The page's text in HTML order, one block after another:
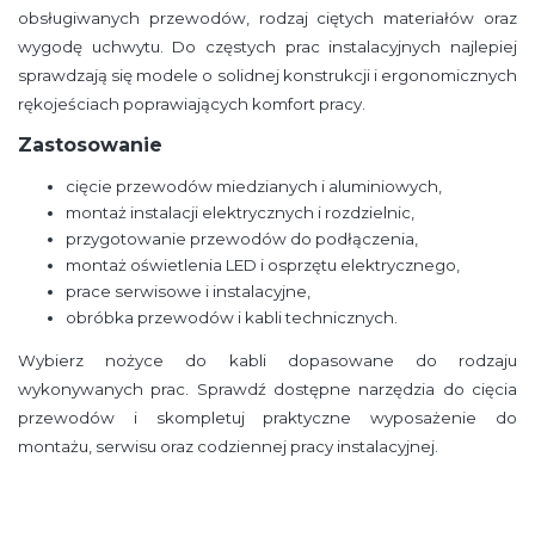
obsługiwanych przewodów, rodzaj ciętych materiałów oraz
wygodę uchwytu. Do częstych prac instalacyjnych najlepiej
sprawdzają się modele o solidnej konstrukcji i ergonomicznych
rękojeściach poprawiających komfort pracy.
Zastosowanie
cięcie przewodów miedzianych i aluminiowych,
montaż instalacji elektrycznych i rozdzielnic,
przygotowanie przewodów do podłączenia,
montaż oświetlenia LED i osprzętu elektrycznego,
prace serwisowe i instalacyjne,
obróbka przewodów i kabli technicznych.
Wybierz nożyce do kabli dopasowane do rodzaju
wykonywanych prac. Sprawdź dostępne narzędzia do cięcia
przewodów i skompletuj praktyczne wyposażenie do
montażu, serwisu oraz codziennej pracy instalacyjnej.